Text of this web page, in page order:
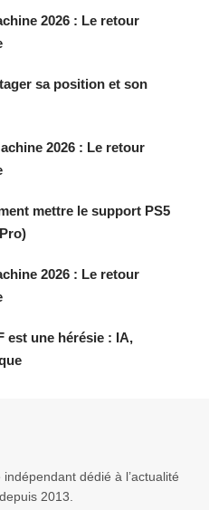
2026 : Le retour
sa position et son
2026 : Le retour
mettre le support PS5
2026 : Le retour
est une hérésie : IA,
dédié à l’actualité
2013.